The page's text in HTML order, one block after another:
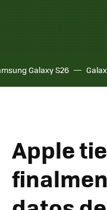
Galaxy S26
Apple